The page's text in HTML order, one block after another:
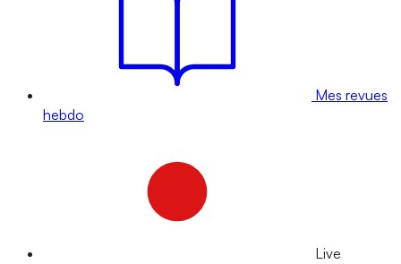
Mes revues
hebdo
Live